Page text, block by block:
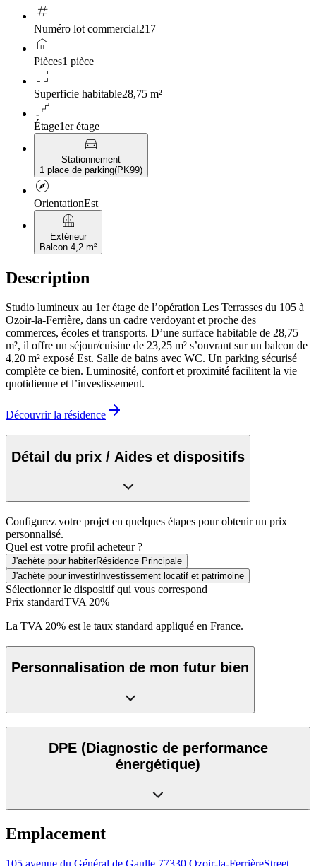
tag
Numéro lot commercial217
home
Pièces1 pièce
crop_free
Superficie habitable28,75 m²
floor
Étage1er étage
directions_car
Stationnement
1 place de parking(PK99)
explore
OrientationEst
balcony
Extérieur
Balcon 4,2 m²
Description
Studio lumineux au 1er étage de l’opération Les Terrasses du 105 à
Ozoir-la-Ferrière, dans un cadre verdoyant et proche des
commerces, écoles et transports. D’une surface habitable de 28,75
m², il offre un séjour/cuisine de 23,25 m² s’ouvrant sur un balcon de
4,20 m² exposé Est. Salle de bains avec WC. Un parking sécurisé
complète ce bien. Luminosité, confort et proximité facilitent la vie
quotidienne et l’investissement.
Découvrir la résidence
Détail du prix / Aides et dispositifs
Configurez votre projet en quelques étapes pour obtenir un prix
personnalisé.
Quel est votre profil acheteur ?
J'achète pour habiterRésidence Principale
J'achète pour investirInvestissement locatif et patrimoine
Sélectionner le dispositif qui vous correspond
Prix standardTVA 20%
La TVA 20% est le taux standard appliqué en France.
Personnalisation de mon futur bien
DPE (Diagnostic de performance
énergétique)
Emplacement
105 avenue du Général de Gaulle 77330 Ozoir-la-FerrièreStreet